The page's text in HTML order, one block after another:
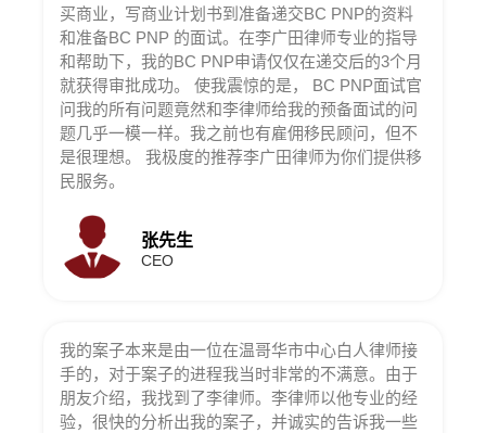
买商业，写商业计划书到准备递交BC PNP的资料
和准备BC PNP 的面试。在李广田律师专业的指导
和帮助下，我的BC PNP申请仅仅在递交后的3个月
就获得审批成功。 使我震惊的是， BC PNP面试官
问我的所有问题竟然和李律师给我的预备面试的问
题几乎一模一样。我之前也有雇佣移民顾问，但不
是很理想。 我极度的推荐李广田律师为你们提供移
民服务。
张先生
CEO
我的案子本来是由一位在温哥华市中心白人律师接
手的，对于案子的进程我当时非常的不满意。由于
朋友介绍，我找到了李律师。李律师以他专业的经
验，很快的分析出我的案子，并诚实的告诉我一些